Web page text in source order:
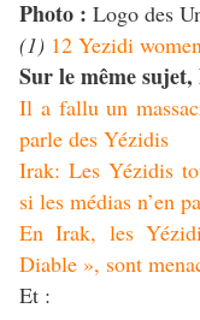
Photo : Logo des
(1) 12 Yezidi
Sur le même
Il a fallu un
parle des Yézidis
Irak: Les Yézidis
si les médias n’en
En Irak, les
Diable », sont
Et :